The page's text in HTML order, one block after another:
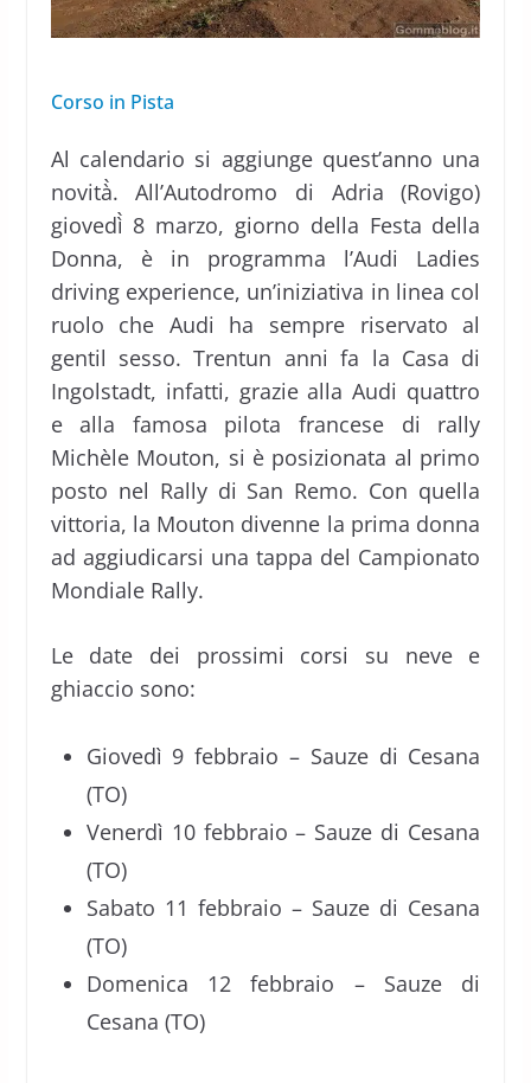
Corso in Pista
Al calendario si aggiunge quest’anno una
novità̀. All’Autodromo di Adria (Rovigo)
giovedì̀ 8 marzo, giorno della Festa della
Donna, è in programma l’Audi Ladies
driving experience, un’iniziativa in linea col
ruolo che Audi ha sempre riservato al
gentil sesso. Trentun anni fa la Casa di
Ingolstadt, infatti, grazie alla Audi quattro
e alla famosa pilota francese di rally
Michèle Mouton, si è posizionata al primo
posto nel Rally di San Remo. Con quella
vittoria, la Mouton divenne la prima donna
ad aggiudicarsi una tappa del Campionato
Mondiale Rally.
Le date dei prossimi corsi su neve e
ghiaccio sono:
Giovedì 9 febbraio – Sauze di Cesana
(TO)
Venerdì 10 febbraio – Sauze di Cesana
(TO)
Sabato 11 febbraio – Sauze di Cesana
(TO)
Domenica 12 febbraio – Sauze di
Cesana (TO)